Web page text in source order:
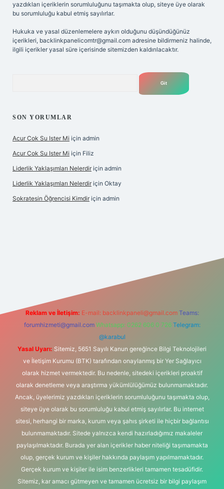
yazdıkları içeriklerin sorumluluğunu taşımakta olup, siteye üye olarak
bu sorumluluğu kabul etmiş sayılırlar.
Hukuka ve yasal düzenlemelere aykırı olduğunu düşündüğünüz
içerikleri, backlinkpanelicomtr@gmail.com adresine bildirmeniz halinde,
ilgili içerikler yasal süre içerisinde sitemizden kaldırılacaktır.
SON YORUMLAR
Acur Cok Su Ister Mi için admin
Acur Cok Su Ister Mi için Filiz
Liderlik Yaklaşımları Nelerdir için admin
Liderlik Yaklaşımları Nelerdir için Oktay
Sokratesin Öğrencisi Kimdir için admin
Reklam ve İletişim: E-mail: backlinkpaneli@gmail.com Teams:
forumhizmeti@gmail.com Whatsapp: 0262 606 0 726 Telegram:
@karabul
Yasal Uyarı: Sitemiz, 5651 Sayılı Kanun gereğince Bilgi Teknolojileri
ve İletişim Kurumu (BTK) tarafından onaylanmış bir Yer Sağlayıcı
olarak hizmet vermektedir. Bu nedenle, sitedeki içerikleri proaktif
olarak denetleme veya araştırma yükümlülüğümüz bulunmamaktadır.
Ancak, üyelerimiz yazdıkları içeriklerin sorumluluğunu taşımakta olup,
siteye üye olarak bu sorumluluğu kabul etmiş sayılırlar. Bu internet
sitesi, herhangi bir marka, kurum veya şahıs şirketi ile hiçbir bağlantısı
bulunmamaktadır. Sitede yalnızca kendi hazırladığımız makaleler
paylaşılmaktadır. Burada yer alan içerikler haber niteliği taşımamakta
olup, gerçek kurum ve kişiler hakkında paylaşım yapılmamaktadır.
Gerçek kurum ve kişiler ile isim benzerlikleri tamamen tesadüfidir.
Sitemiz, kar amacı gütmeyen ve tamamen ücretsiz bir bilgi paylaşım